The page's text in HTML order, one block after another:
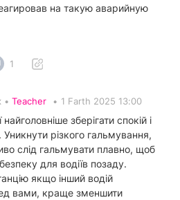
на такую аварийную
1
• Teacher • 1 Farth 2025 13:00
найголовніше зберігати спокій і
Уникнути різкого гальмування,
слід гальмувати плавно, щоб
для водіїв позаду.
якщо інший водій
вами, краще зменшити